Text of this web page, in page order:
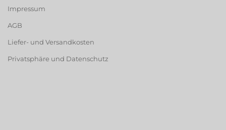
Impressum
AGB
Liefer- und Versandkosten
Privatsphäre und Datenschutz